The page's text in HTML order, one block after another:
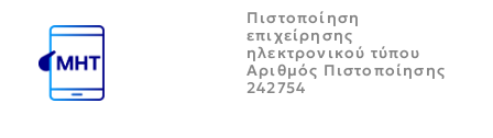
Πιστοποίηση
επιχείρησης
ηλεκτρονικού τύπου
Αριθμός Πιστοποίησης
242754